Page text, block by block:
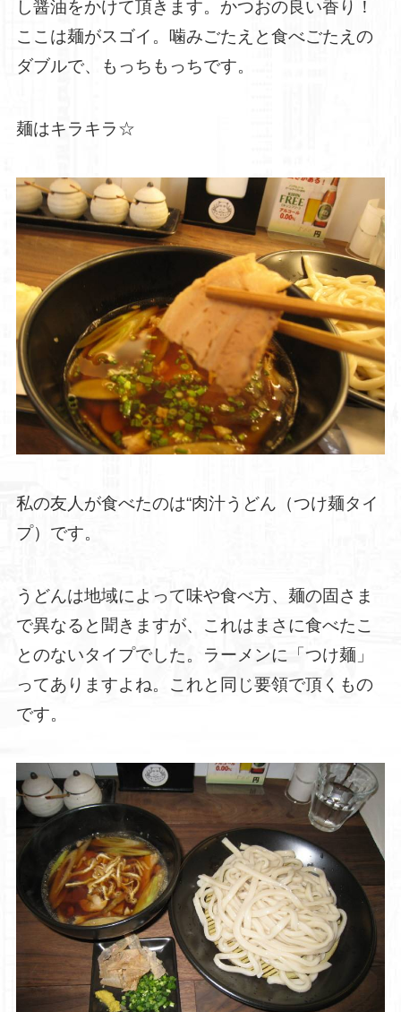
し醤油をかけて頂きます。かつおの良い香り！
ここは麺がスゴイ。噛みごたえと食べごたえの
ダブルで、もっちもっちです。
麺はキラキラ☆
私の友人が食べたのは“肉汁うどん（つけ麺タイ
プ）です。
うどんは地域によって味や食べ方、麺の固さま
で異なると聞きますが、これはまさに食べたこ
とのないタイプでした。ラーメンに「つけ麺」
ってありますよね。これと同じ要領で頂くもの
です。